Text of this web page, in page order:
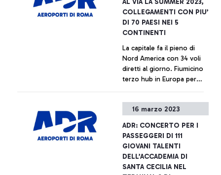
AL VIA LA SUMMER 2023,
COLLEGAMENTI CON PIU’
DI 70 PAESI NEI 5
CONTINENTI
La capitale fa il pieno di
Nord America con 34 voli
diretti al giorno. Fiumicino
terzo hub in Europa per
11 frequenze giornaliere.
+ Approfondisci
16 marzo 2023
ADR: CONCERTO PER I
PASSEGGERI DI 111
GIOVANI TALENTI
DELL’ACCADEMIA DI
SANTA CECILIA NEL